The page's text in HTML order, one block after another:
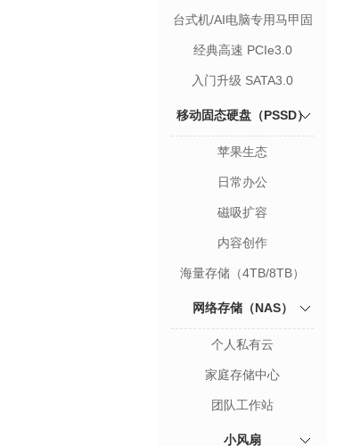
台式机/AI电脑专用马甲固
态
经典高速 PCIe3.0
入门升级 SATA3.0
移动固态硬盘（PSSD）
苹果生态
（5Gbps/10Gbps/20Gbps）
日常办公
（5Gbps/10Gbps/20Gbps）
磁吸扩容
（10Gbps/20Gbps）
内容创作
（40Gbps/80Gbps）
海量存储（4TB/8TB）
网络存储（NAS）
个人私有云
家庭存储中心
团队工作站
小风扇